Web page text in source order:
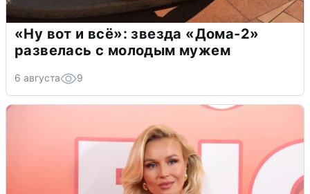
«Ну вот и всё»: звезда «Дома-2»
развелась с молодым мужем
6 августа 9